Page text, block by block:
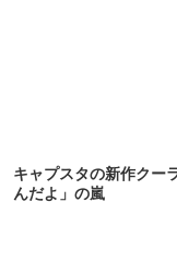
キャプスタの新作クー
んだよ」の嵐